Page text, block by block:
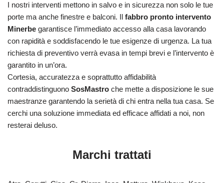
I nostri interventi mettono in salvo e in sicurezza non solo le tue
porte ma anche finestre e balconi. Il fabbro pronto intervento
Minerbe garantisce l’immediato accesso alla casa lavorando
con rapidità e soddisfacendo le tue esigenze di urgenza. La tua
richiesta di preventivo verrà evasa in tempi brevi e l’intervento è
garantito in un’ora.
Cortesia, accuratezza e soprattutto affidabilità
contraddistinguono SosMastro che mette a disposizione le sue
maestranze garantendo la serietà di chi entra nella tua casa. Se
cerchi una soluzione immediata ed efficace affidati a noi, non
resterai deluso.
Marchi trattati